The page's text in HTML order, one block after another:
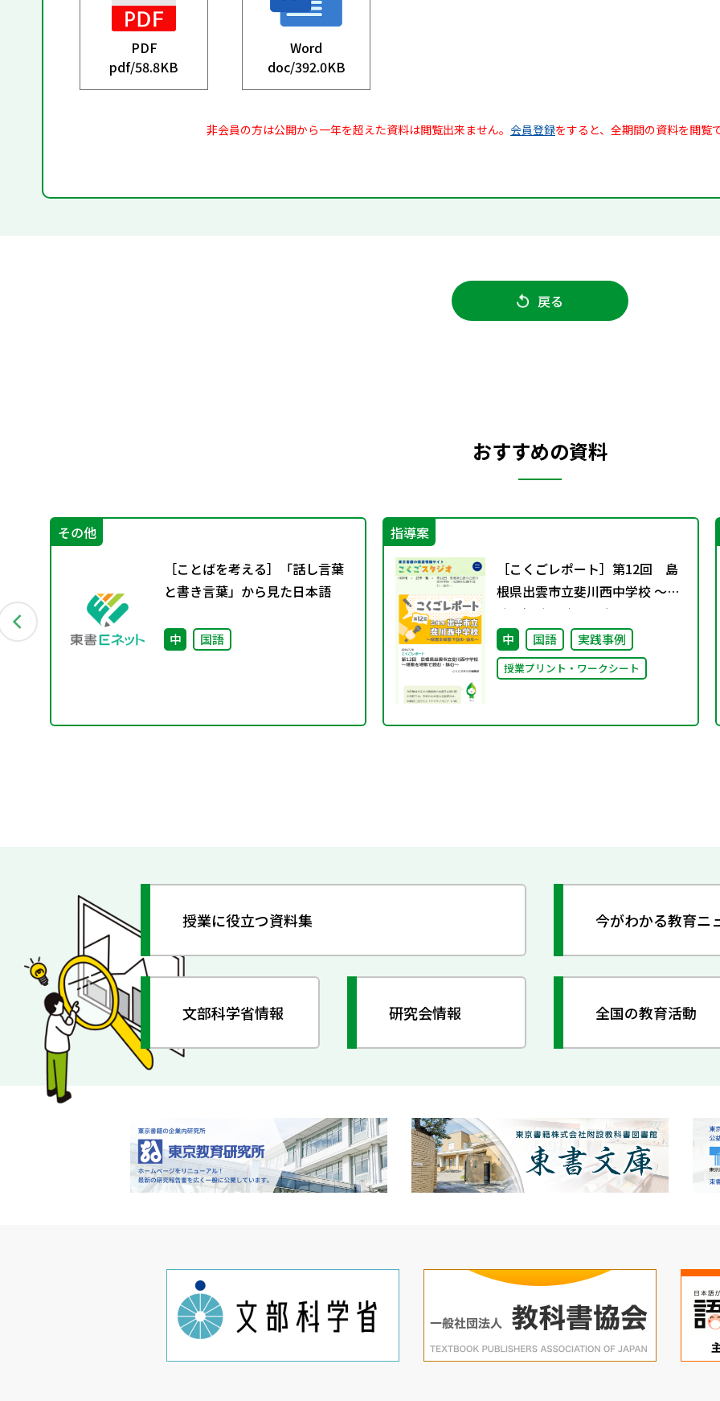
PDF
pdf/58.8KB
Word
doc/392.0KB
非会員の方は公開から一年を超えた資料は閲覧出来ません。 会員登録をすると、全期間の資料を閲覧
戻る
おすすめの資料
な
その他
［ことばを考える］「話し言葉
と書き言葉」から見た日本語
中 国語
指導案
［こくごレポート］第12回 島
根県出雲市立斐川西中学校 ～短
歌を短歌で読む・詠む～
中 国語 実践事例
授業プリント・ワークシート
授業に役立つ資料集 今がわかる教育ニ
文部科学省情報 研究会情報 全国の教育活動